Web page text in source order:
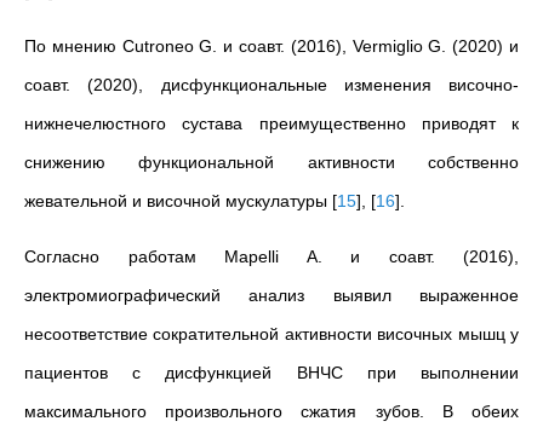
По мнению Cutroneo G. и соавт. (2016), Vermiglio G. (2020) и
соавт. (2020), дисфункциональные изменения височно-
нижнечелюстного сустава преимущественно приводят к
снижению функциональной активности собственно
жевательной и височной мускулатуры [15] [16]
Согласно работам Mapelli A. и соавт. (2016),
электромиографический анализ выявил выраженное
несоответствие сократительной активности височных мышц у
пациентов с дисфункцией ВНЧС при выполнении
максимального произвольного сжатия зубов. В обеих